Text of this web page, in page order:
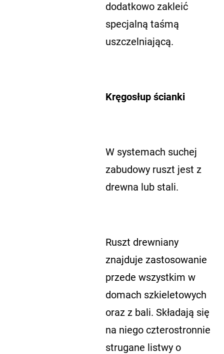
dodatkowo zakleić
specjalną taśmą
uszczelniającą.
Kręgosłup ścianki
W systemach suchej
zabudowy ruszt jest z
drewna lub stali.
Ruszt drewniany
znajduje zastosowanie
przede wszystkim w
domach szkieletowych
oraz z bali. Składają się
na niego czterostronnie
strugane listwy o